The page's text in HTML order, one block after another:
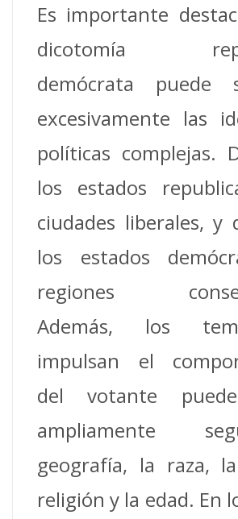
Es importante
dicotomía
demócrata puede
excesivamente las
políticas complejas.
los estados
ciudades liberales, y
los estados
regiones
Además, los
impulsan el
del votante
ampliamente
geografía, la raza,
religión y la edad. En